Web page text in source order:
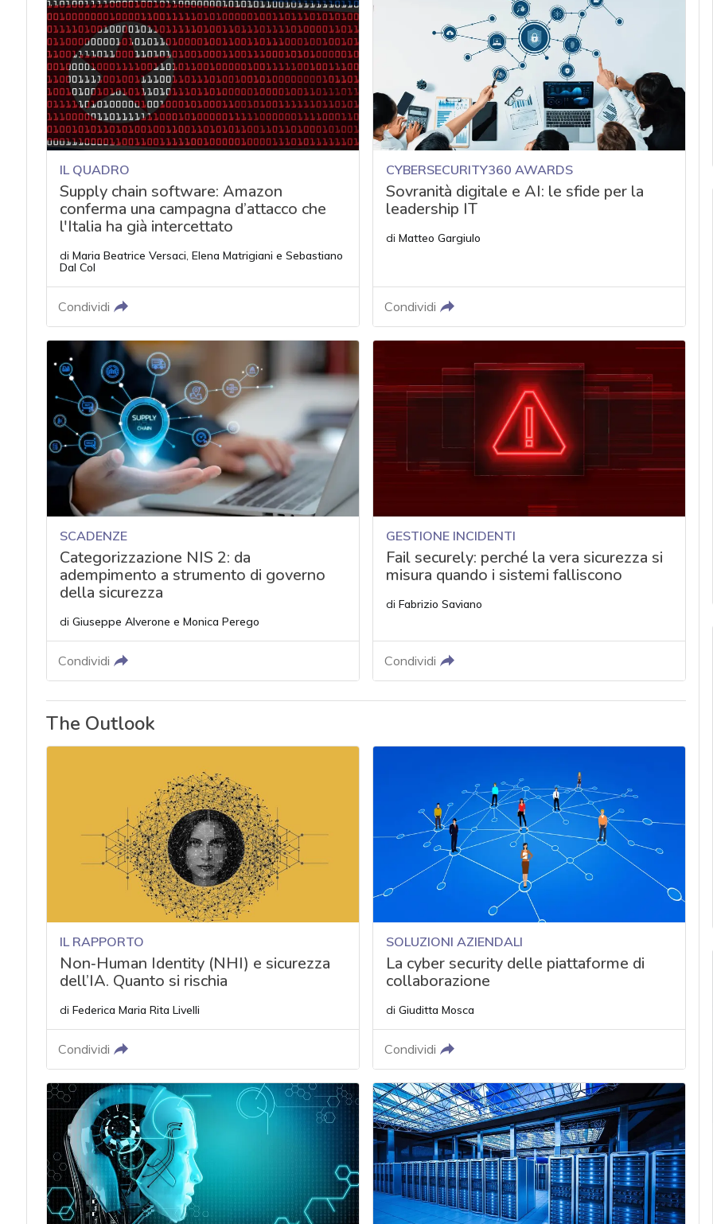
IL QUADRO
Supply chain software: Amazon
conferma una campagna d’attacco che
l'Italia ha già intercettato
di Maria Beatrice Versaci, Elena Matrigiani e Sebastiano
Dal Col
Condividi
CYBERSECURITY360 AWARDS
Sovranità digitale e AI: le sfide per la
leadership IT
di Matteo Gargiulo
Condividi
SCADENZE
Categorizzazione NIS 2: da
adempimento a strumento di governo
della sicurezza
di Giuseppe Alverone e Monica Perego
Condividi
GESTIONE INCIDENTI
Fail securely: perché la vera sicurezza si
misura quando i sistemi falliscono
di Fabrizio Saviano
Condividi
The Outlook
IL RAPPORTO
Non‑Human Identity (NHI) e sicurezza
dell’IA. Quanto si rischia
di Federica Maria Rita Livelli
Condividi
SOLUZIONI AZIENDALI
La cyber security delle piattaforme di
collaborazione
di Giuditta Mosca
Condividi